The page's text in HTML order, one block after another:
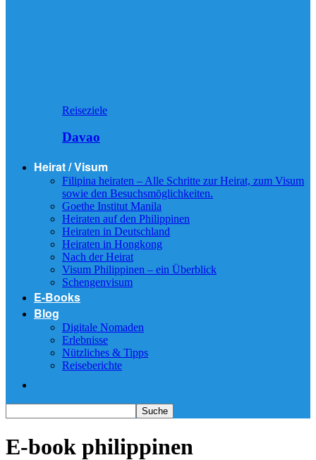
Reiseziele
Davao
Heirat / Visum
Filipina heiraten – Alle Schritte zur Heirat, zum Visum
sowie den Besuchsmöglichkeiten.
Goethe Institut Manila
Heiraten auf den Philippinen
Heiraten in Deutschland
Heiraten in Hongkong
Nach der Heirat
Visum Philippinen – ein Überblick
Schengenvisum
E-Books
Blog
Digitale Nomaden
Erlebnisse
Nützliches & Tipps
Reiseberichte
E-book philippinen